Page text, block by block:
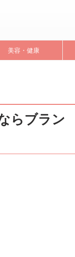
美容・健康
らブラン